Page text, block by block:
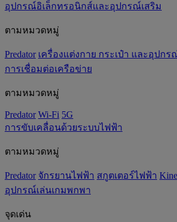
อุปกรณ์อิเล็กทรอนิกส์และอุปกรณ์เสริม
ตามหมวดหมู่
Predator เครื่องแต่งกาย กระเป๋า และอุปกร
การเชื่อมต่อเครือข่าย
ตามหมวดหมู่
Predator Wi-Fi 5G
การขับเคลื่อนด้วยระบบไฟฟ้า
ตามหมวดหมู่
Predator จักรยานไฟฟ้า สกูตเตอร์ไฟฟ้า
อุปกรณ์เล่นเกมพกพา
จุดเด่น